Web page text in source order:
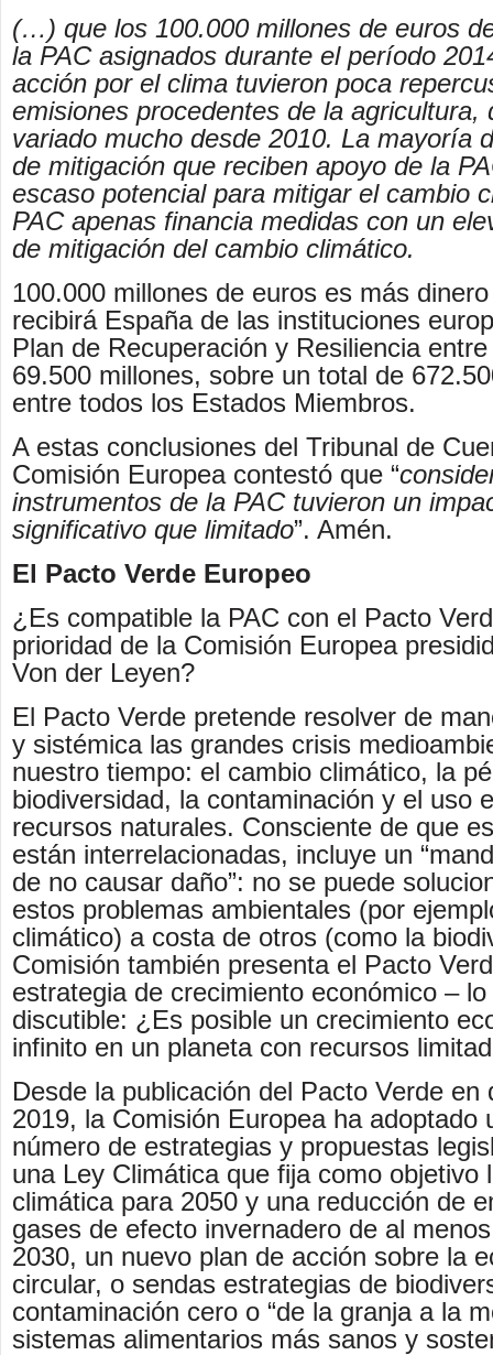
(…) que los 100.000 millones de euros
la PAC asignados durante el período
acción por el clima tuvieron poca
emisiones procedentes de la agricultura,
variado mucho desde 2010. La mayoría
de mitigación que reciben apoyo de la
escaso potencial para mitigar el cambio
PAC apenas financia medidas con un
de mitigación del cambio climático.
100.000 millones de euros es más
recibirá España de las instituciones
Plan de Recuperación y Resiliencia
69.500 millones, sobre un total de
entre todos los Estados Miembros.
A estas conclusiones del Tribunal de
Comisión Europea contestó que “
instrumentos de la PAC tuvieron un
significativo que limitado”. Amén.
El Pacto Verde Europeo
¿Es compatible la PAC con el Pacto
prioridad de la Comisión Europea
Von der Leyen?
El Pacto Verde pretende resolver de
y sistémica las grandes crisis
nuestro tiempo: el cambio climático, la
biodiversidad, la contaminación y el uso
recursos naturales. Consciente de que
están interrelacionadas, incluye un
de no causar daño”: no se puede
estos problemas ambientales (por
climático) a costa de otros (como la
Comisión también presenta el Pacto
estrategia de crecimiento económico –
discutible: ¿Es posible un crecimiento
infinito en un planeta con recursos
Desde la publicación del Pacto Verde en
2019, la Comisión Europea ha adoptado
número de estrategias y propuestas
una Ley Climática que fija como objetivo
climática para 2050 y una reducción de
gases de efecto invernadero de al
2030, un nuevo plan de acción sobre la
circular, o sendas estrategias de
contaminación cero o “de la granja a la
sistemas alimentarios más sanos y